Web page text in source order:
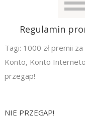
Regulamin
Tagi: 1000 zł premii
Konto, Konto
przegap!
NIE PRZEGAP!